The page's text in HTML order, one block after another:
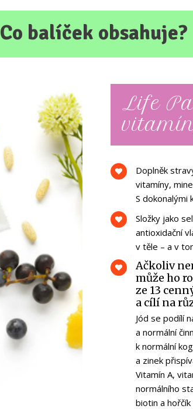
Co balíček obsahuje?
Life
Doplněk
vitamíny,
S dokonalými
Složky jako
antioxidační
v těle – a v
Ačkoliv
může ho
ze 13
a cílí na
Jód se podílí
a normální
k normální
a zinek
Vitamín A,
normálního
biotin a